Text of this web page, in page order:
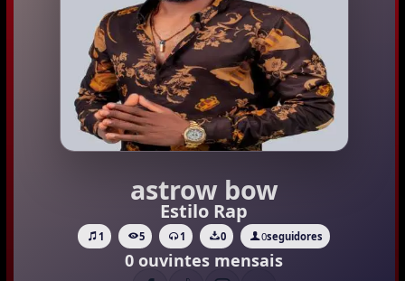
astrow bow
Estilo Rap
1 5 1 0 0seguidores
0 ouvintes mensais